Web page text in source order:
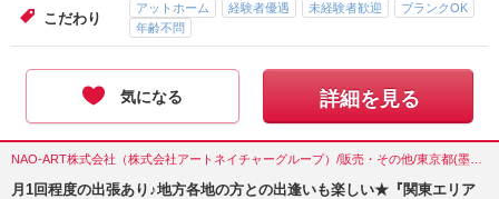
こだわり
アットホーム 経験者優遇 未経験者歓迎
ブランクOK
年齢不問
気になる 詳細を見る
月1回程度の出張あり♪地方各地の方との出逢いも楽しい★『関東エリア